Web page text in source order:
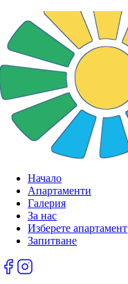
Начало
Апартаменти
Галерия
За нас
Изберете апартамент
Запитване